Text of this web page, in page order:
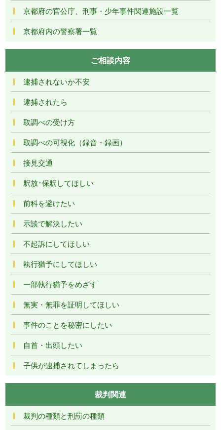
京都府の官公庁、刑事・少年事件関連施設一覧
京都府内の警察署一覧
ご相談内容
逮捕されないか不安
逮捕されたら
取調べの受け方
取調べの可視化（録音・録画）
接見交通
釈放･保釈してほしい
前科を避けたい
示談で解決したい
不起訴にしてほしい
執行猶予にしてほしい
一部執行猶予をめざす
無実・無罪を証明してほしい
事件のことを秘密にしたい
自首・出頭したい
子供が逮捕されてしまったら
裁判関連
裁判の種類と刑罰の種類